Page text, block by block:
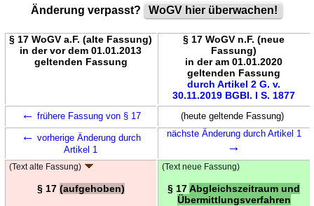
Änderung verpasst? WoGV hier überwachen!
§ 17 WoGV a.F. (alte Fassung)
in der vor dem 01.01.2013
geltenden Fassung
§ 17 WoGV n.F. (neue
Fassung)
in der am 01.01.2020
geltenden Fassung
durch Artikel 2 G. v.
30.11.2019 BGBl. I S. 1877
← frühere Fassung von § 17 (heute geltende Fassung)
← vorherige Änderung durch
Artikel 1
nächste Änderung durch Artikel 1
→
(Text alte Fassung)
§ 17 (aufgehoben)
(Text neue Fassung)
§ 17Abgleichszeitraum und
Übermittlungsverfahren